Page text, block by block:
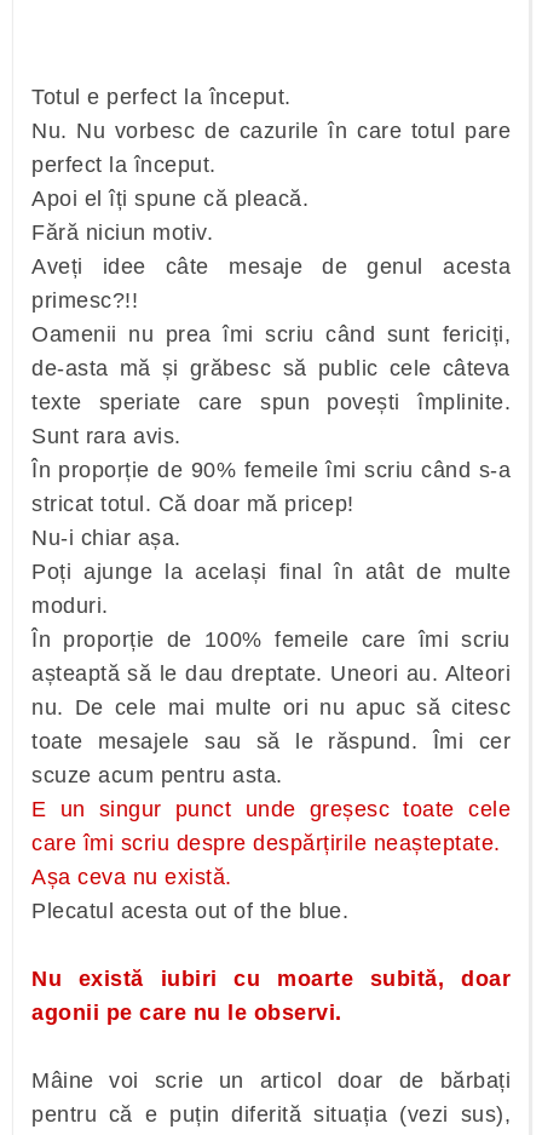
Totul e perfect la început.
Nu. Nu vorbesc de cazurile în care totul pare
perfect la început.
Apoi el îți spune că pleacă.
Fără niciun motiv.
Aveți idee câte mesaje de genul acesta
primesc?!!
Oamenii nu prea îmi scriu când sunt fericiți,
de-asta mă și grăbesc să public cele câteva
texte speriate care spun povești împlinite.
Sunt rara avis.
În proporție de 90% femeile îmi scriu când s-a
stricat totul. Că doar mă pricep!
Nu-i chiar așa.
Poți ajunge la același final în atât de multe
moduri.
În proporție de 100% femeile care îmi scriu
așteaptă să le dau dreptate. Uneori au. Alteori
nu. De cele mai multe ori nu apuc să citesc
toate mesajele sau să le răspund. Îmi cer
scuze acum pentru asta.
E un singur punct unde greșesc toate cele
care îmi scriu despre despărțirile neașteptate.
Așa ceva nu există.
Plecatul acesta out of the blue.
Nu există iubiri cu moarte subită, doar
agonii pe care nu le observi.
Mâine voi scrie un articol doar de bărbați
pentru că e puțin diferită situația (vezi sus),